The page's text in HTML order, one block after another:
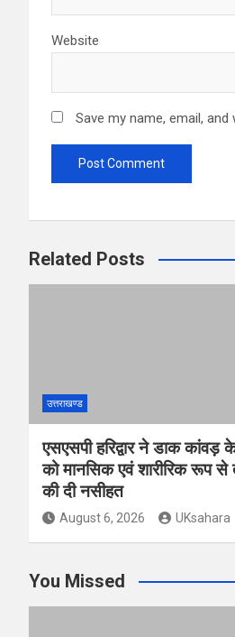
Website
Save my name, email,
Related Posts
उत्तराखण्ड
एसएसपी हरिद्वार ने डाक कांवड़
को मानसिक एवं शारीरिक रूप से
की दी नसीहत
August 6, 2026 UKsahara
You Missed